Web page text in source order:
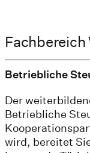
Betriebliche
Der
Betriebliche
wird, bereitet